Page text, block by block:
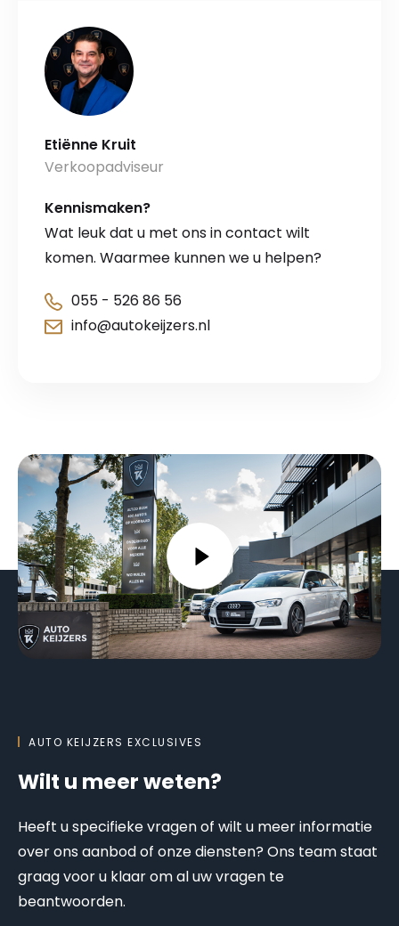
Etiënne Kruit
Verkoopadviseur
Kennismaken?
Wat leuk dat u met ons in contact wilt
komen. Waarmee kunnen we u helpen?
055 - 526 86 56
info@autokeijzers.nl
AUTO KEIJZERS EXCLUSIVES
Wilt u meer weten?
Heeft u specifieke vragen of wilt u meer informatie
over ons aanbod of onze diensten? Ons team staat
graag voor u klaar om al uw vragen te
beantwoorden.